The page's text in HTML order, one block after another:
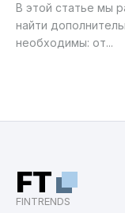
В этой статье мы
найти
необходимы: от...
FT
FINTRENDS